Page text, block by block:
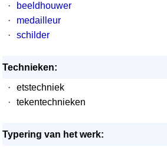
·
beeldhouwer
·
medailleur
·
schilder
Technieken:
·
etstechniek
·
tekentechnieken
Typering van het werk: